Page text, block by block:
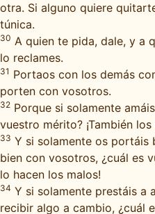
otra. Si alguno quiere
túnica.
30 A quien te pida, dale, y a
lo reclames.
31 Portaos con los demás
porten con vosotros.
32 Porque si solamente
vuestro mérito? ¡También
33 Y si solamente os portáis
bien con vosotros, ¿cuál es
lo hacen los malos!
34 Y si solamente prestáis a
recibir algo a cambio, ¿cuál